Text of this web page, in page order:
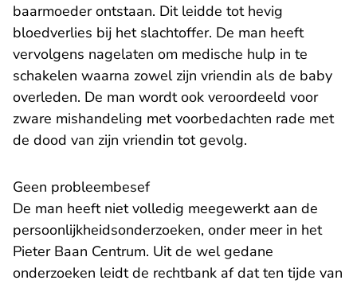
baarmoeder ontstaan. Dit leidde tot hevig
bloedverlies bij het slachtoffer. De man heeft
vervolgens nagelaten om medische hulp in te
schakelen waarna zowel zijn vriendin als de baby
overleden. De man wordt ook veroordeeld voor
zware mishandeling met voorbedachten rade met
de dood van zijn vriendin tot gevolg.
Geen probleembesef
De man heeft niet volledig meegewerkt aan de
persoonlijkheidsonderzoeken, onder meer in het
Pieter Baan Centrum. Uit de wel gedane
onderzoeken leidt de rechtbank af dat ten tijde van